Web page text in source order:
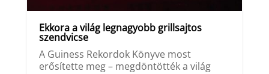
Ekkora a világ legnagyobb grillsajtos
szendvicse
A Guiness Rekordok Könyve most
erősítette meg – megdöntötték a világ